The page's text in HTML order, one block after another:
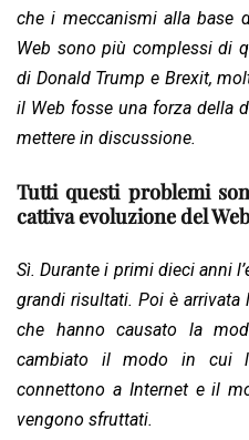
che i meccanismi alla base
Web sono più complessi di
di Donald Trump e Brexit,
il Web fosse una forza della
mettere in discussione.
Tutti questi problemi
cattiva evoluzione del
Sì. Durante i primi dieci anni
grandi risultati. Poi è
che hanno causato la
cambiato il modo in cui
connettono a Internet e il
vengono sfruttati.